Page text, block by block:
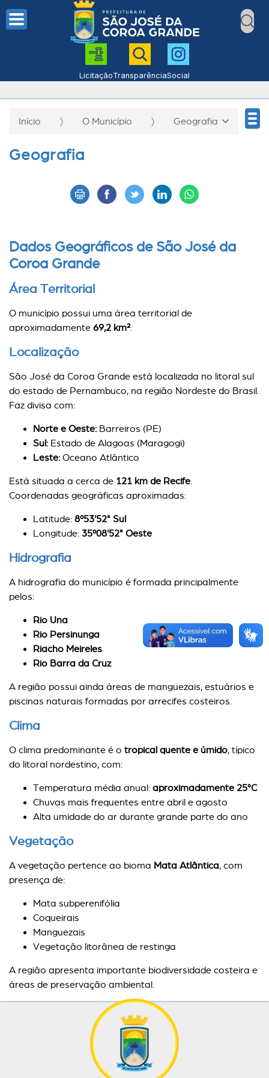
LicitaçãoTransparênciaSocial
Início O Município Geografia
Geografia
Dados Geográficos de São José da
Coroa Grande
Área Territorial
O município possui uma área territorial de
aproximadamente 69,2 km².
Localização
São José da Coroa Grande está localizada no litoral sul
do estado de Pernambuco, na região Nordeste do Brasil.
Faz divisa com:
Norte e Oeste:Barreiros (PE)
Sul:Estado de Alagoas (Maragogi)
Leste:Oceano Atlântico
Está situada a cerca de 121 km de Recife
Coordenadas geográficas aproximadas:
Latitude: 8º53'52" Sul
Longitude: 35º08'52" Oeste
Hidrografia
A hidrografia do município é formada principalmente
pelos:
Rio Una
Rio Persinunga
Riacho Meireles
Rio Barra da Cruz
A região possui ainda áreas de manguezais, estuários e
piscinas naturais formadas por arrecifes costeiros.
Clima
O clima predominante é o tropical quente e úmido, típico
do litoral nordestino, com:
Temperatura média anual: aproximadamente 25°C
Chuvas mais frequentes entre abril e agosto
Alta umidade do ar durante grande parte do ano
Vegetação
A vegetação pertence ao bioma Mata Atlântica, com
presença de:
Mata subperenifólia
Coqueirais
Manguezais
Vegetação litorânea de restinga
A região apresenta importante biodiversidade costeira e
áreas de preservação ambiental.